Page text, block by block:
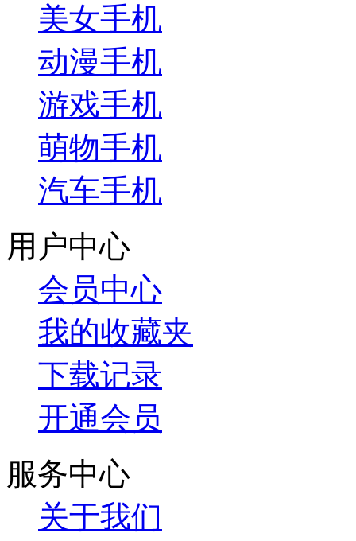
美女手机
动漫手机
游戏手机
萌物手机
汽车手机
用户中心
会员中心
我的收藏夹
下载记录
开通会员
服务中心
关于我们